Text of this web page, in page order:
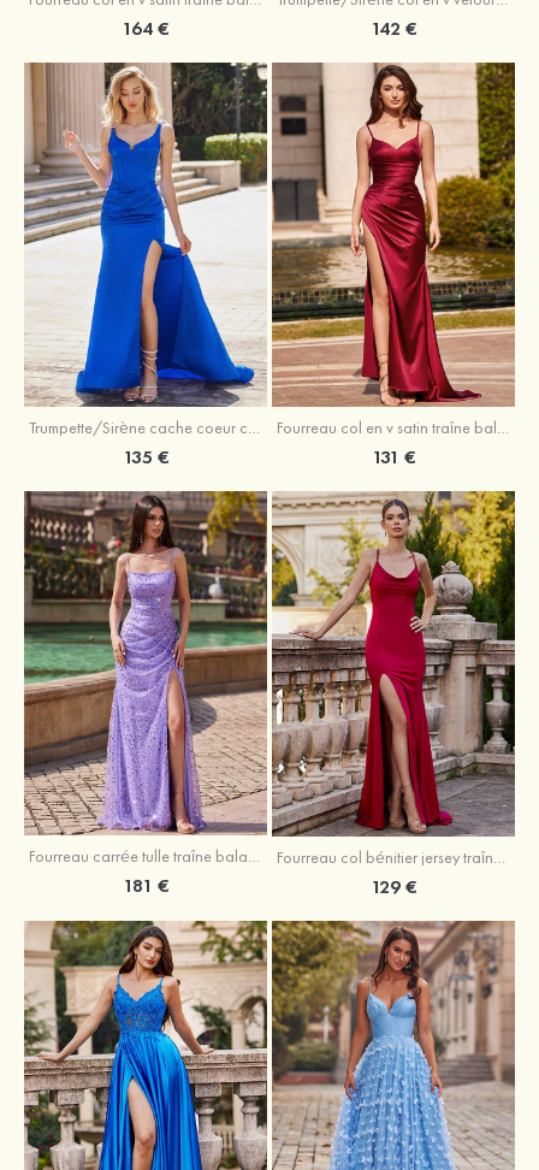
164 € 142 €
Trumpette/Sirène cache coeur charmeuse traîne balayage robe de bal
135 €
Fourreau col en v satin traîne balayage robe de bal
131 €
Fourreau carrée tulle traîne balayage robe de bal
181 € 129 €